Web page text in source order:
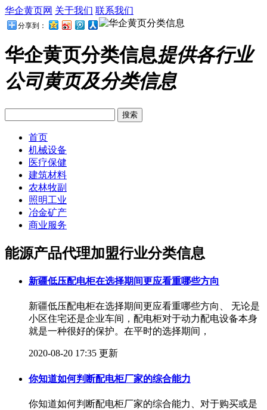
华企黄页网 关于我们 联系我们
分享到：
华企黄页分类信息提供各行业
公司黄页及分类信息
首页
机械设备
医疗保健
建筑材料
农林牧副
照明工业
冶金矿产
商业服务
能源产品代理加盟行业分类信息
新疆低压配电柜在选择期间更应看重哪些方向
新疆低压配电柜在选择期间更应看重哪些方向、 无论是
小区住宅还是企业车间，配电柜对于动力配电设备本身
就是一种很好的保护。在平时的选择期间，
2020-08-20 17:35 更新
你知道如何判断配电柜厂家的综合能力
你知道如何判断配电柜厂家的综合能力、对于购买或是